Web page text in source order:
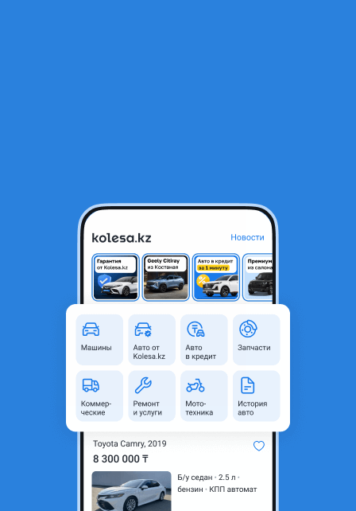
Наклади порогов
Алматы, Алматинская
область
Б/y
Комментарий продавца
В продаже пороги на все модели Субару
Легаси Оутбак Форестер Импреза Ланкастер
Цвета на выбор (на любой вкус)